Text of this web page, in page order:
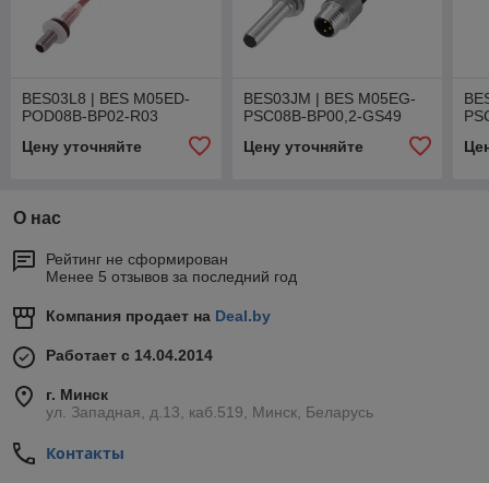
BES03L8 | BES M05ED-
POD08B-BP02-R03
Цену уточняйте
BES03JM | BES M05EG-
PSC08B-BP00,2-GS49
Цену уточняйте
О нас
Рейтинг не сформирован
Менее 5 отзывов за последний год
Компания продает на Deal.by
Работает с 14.04.2014
г. Минск
ул. Западная, д.13, каб.519, Минск, Беларусь
Контакты